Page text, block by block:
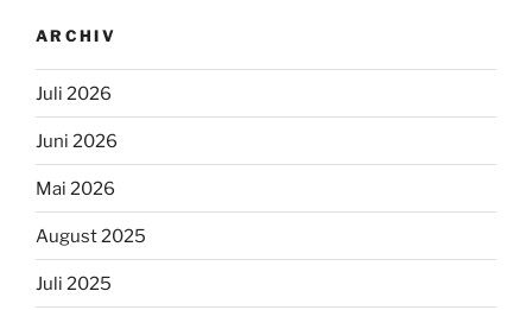
ARCHIV
Juli 2026
Juni 2026
Mai 2026
August 2025
Juli 2025